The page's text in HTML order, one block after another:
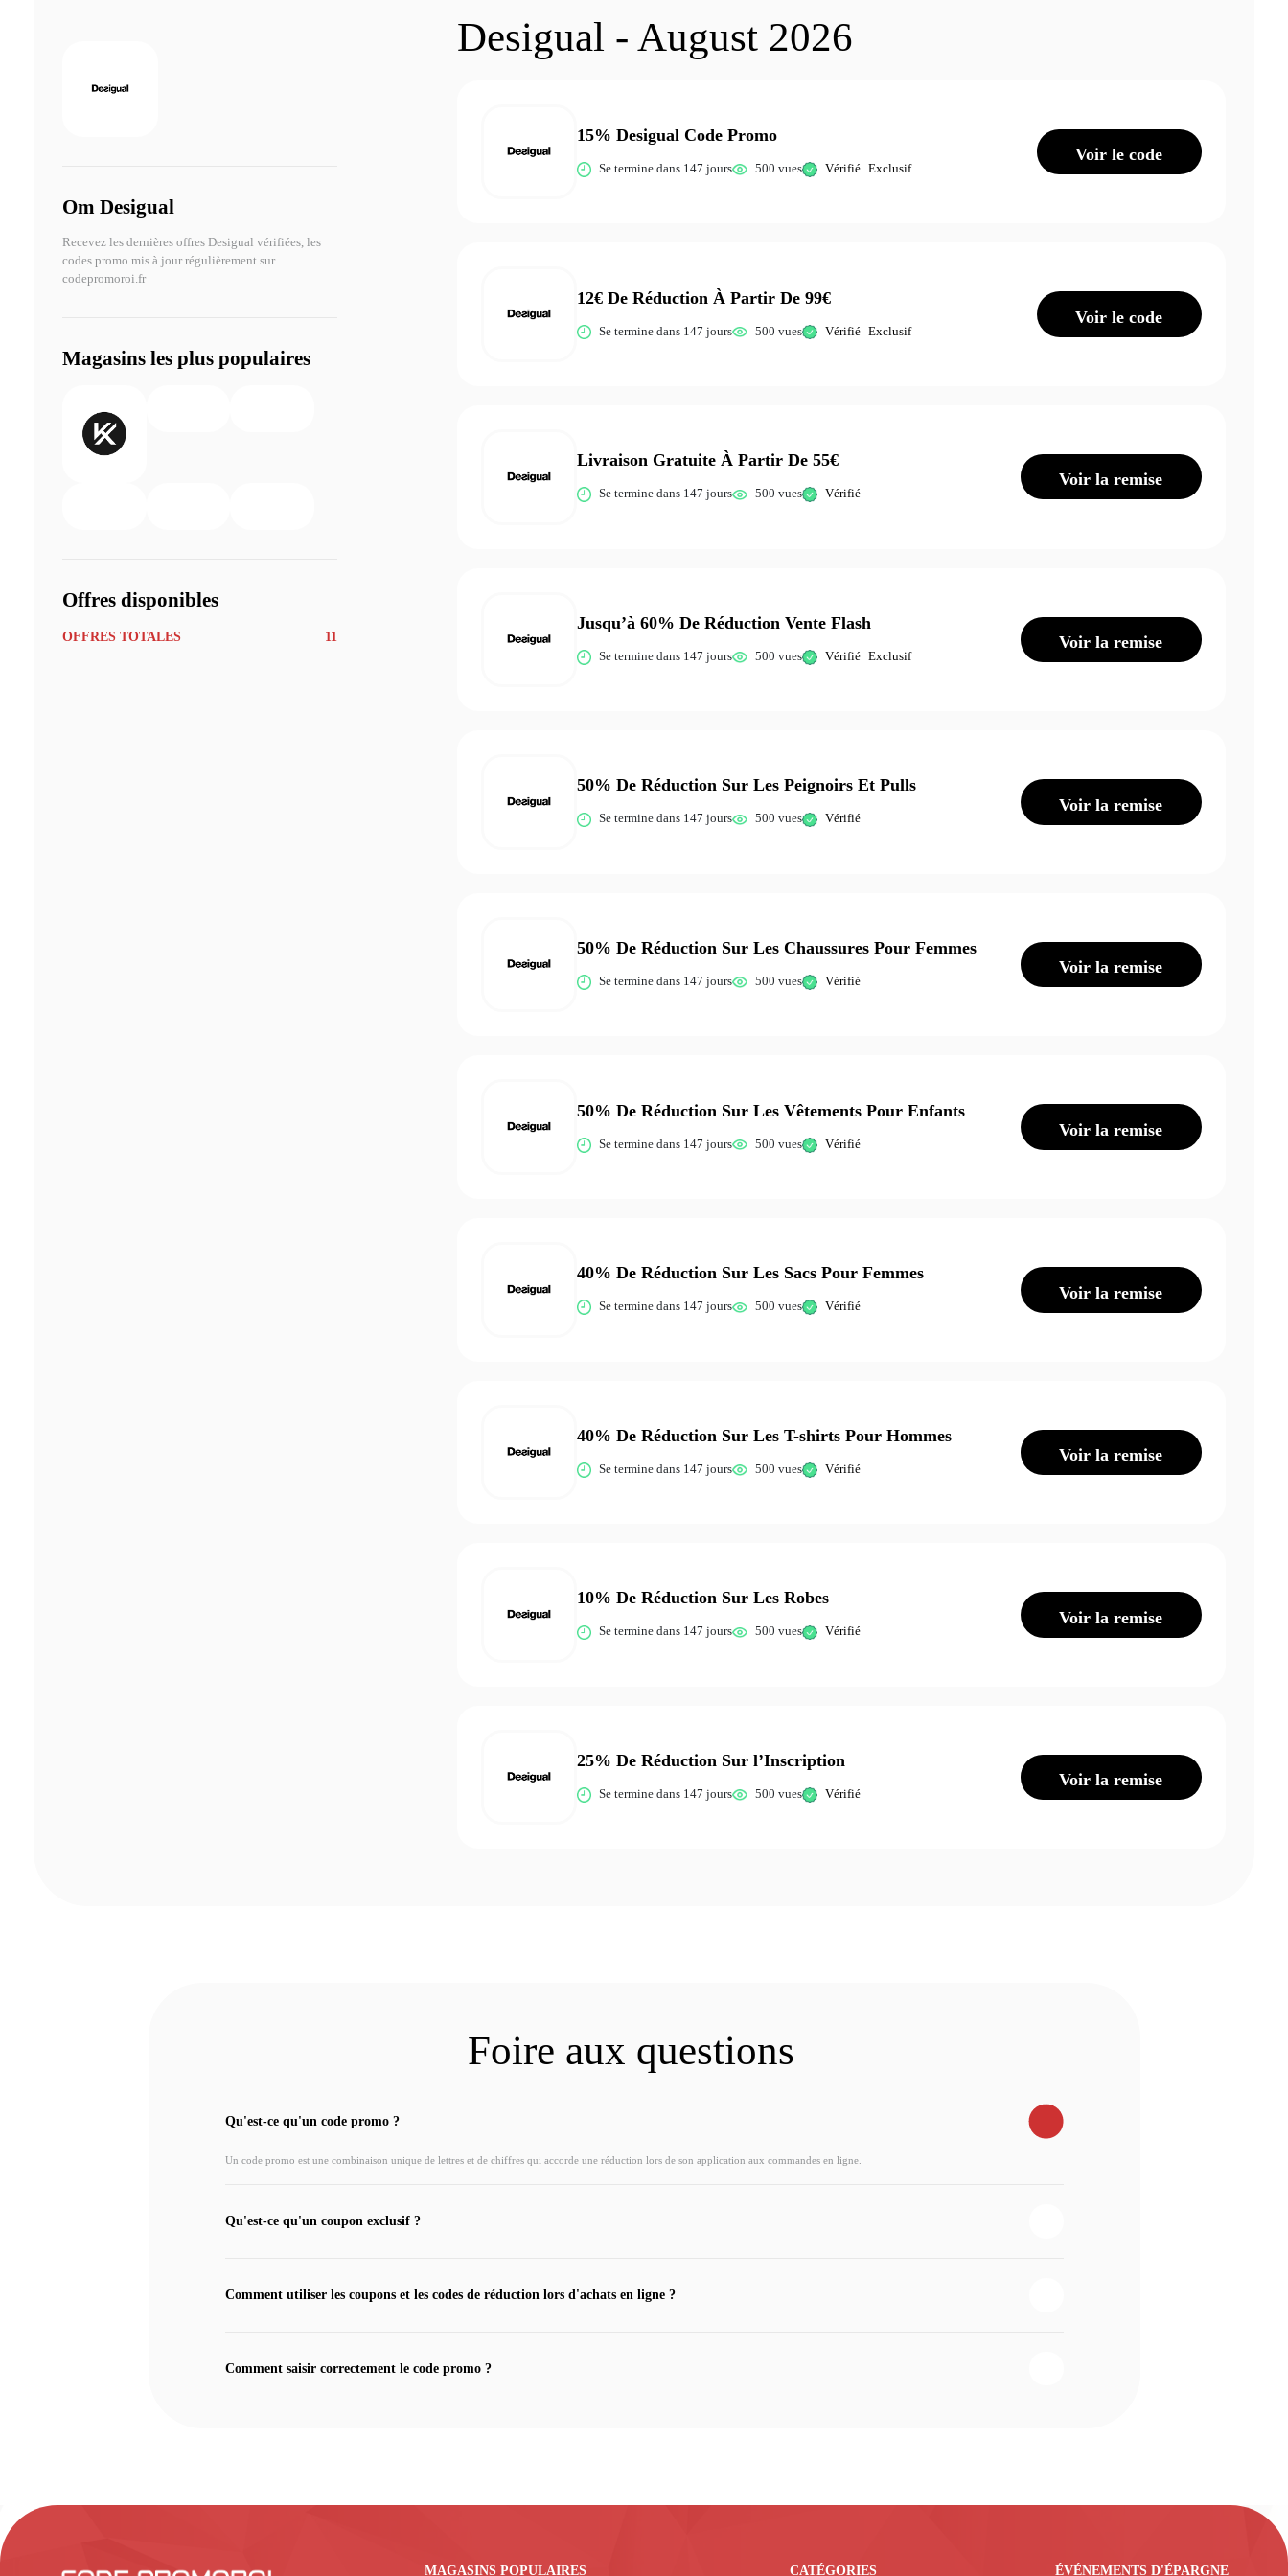
Desigual - August 2026
15% Desigual Code Promo
Se termine dans 147 jours 500 vues Vérifié Exclusif
Voir le code
12€ De Réduction À Partir De 99€
Se termine dans 147 jours 500 vues Vérifié Exclusif
Voir le code
Livraison Gratuite À Partir De 55€
Se termine dans 147 jours 500 vues Vérifié
Voir la remise
Jusqu’à 60% De Réduction Vente Flash
Se termine dans 147 jours 500 vues Vérifié Exclusif
Voir la remise
50% De Réduction Sur Les Peignoirs Et Pulls
Se termine dans 147 jours 500 vues Vérifié
Voir la remise
50% De Réduction Sur Les Chaussures Pour Femmes
Se termine dans 147 jours 500 vues Vérifié
Voir la remise
50% De Réduction Sur Les Vêtements Pour Enfants
Se termine dans 147 jours 500 vues Vérifié
Voir la remise
40% De Réduction Sur Les Sacs Pour Femmes
Se termine dans 147 jours 500 vues Vérifié
Voir la remise
40% De Réduction Sur Les T-shirts Pour Hommes
Se termine dans 147 jours 500 vues Vérifié
Voir la remise
10% De Réduction Sur Les Robes
Se termine dans 147 jours 500 vues Vérifié
Voir la remise
25% De Réduction Sur l’Inscription
Se termine dans 147 jours 500 vues Vérifié
Voir la remise
Om Desigual
Recevez les dernières offres Desigual vérifiées, les
codes promo mis à jour régulièrement sur
codepromoroi.fr
Magasins les plus populaires
Offres disponibles
OFFRES TOTALES 11
Foire aux questions
Qu'est-ce qu'un code promo ?
Un code promo est une combinaison unique de lettres et de chiffres qui accorde une réduction lors de son application aux commandes en ligne.
Qu'est-ce qu'un coupon exclusif ?
Comment utiliser les coupons et les codes de réduction lors d'achats en ligne ?
Comment saisir correctement le code promo ?
MAGASINS POPULAIRES CATÉGORIES ÉVÉNEMENTS D'ÉPARGNE